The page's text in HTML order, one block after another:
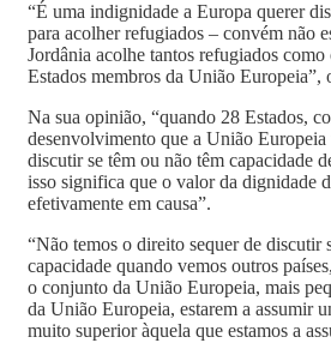
“É uma indignidade a Europa querer
para acolher refugiados – convém não
Jordânia acolhe tantos refugiados
Estados membros da União Europeia”,
Na sua opinião, “quando 28 Estados,
desenvolvimento que a União Europeia
discutir se têm ou não têm capacidade
isso significa que o valor da dignidade
efetivamente em causa”.
“Não temos o direito sequer de discutir
capacidade quando vemos outros
o conjunto da União Europeia, mais
da União Europeia, estarem a assumir
muito superior àquela que estamos a